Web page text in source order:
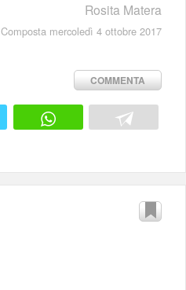
Rosita Matera
Composta mercoledì 4 ottobre 2017
COMMENTA